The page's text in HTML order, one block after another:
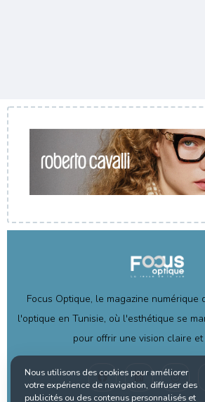
Focus Optique, le magazine numérique
l'optique en Tunisie, où l'esthétique se
pour offrir une vision claire et
Nous utilisons des cookies pour améliorer
votre expérience de navigation, diffuser des
publicités ou des contenus personnalisés et